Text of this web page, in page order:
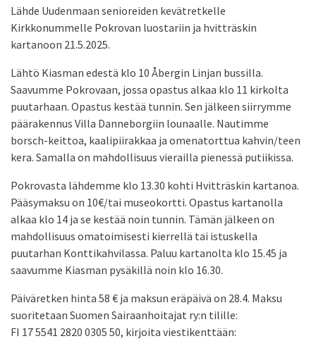
Lähde Uudenmaan senioreiden kevätretkelle
Kirkkonummelle Pokrovan luostariin ja hvitträskin
kartanoon 21.5.2025.
Lähtö Kiasman edestä klo 10 Åbergin Linjan bussilla.
Saavumme Pokrovaan, jossa opastus alkaa klo 11 kirkolta
puutarhaan. Opastus kestää tunnin. Sen jälkeen siirrymme
päärakennus Villa Danneborgiin lounaalle. Nautimme
borsch-keittoa, kaalipiirakkaa ja omenatorttua kahvin/teen
kera. Samalla on mahdollisuus vierailla pienessä putiikissa.
Pokrovasta lähdemme klo 13.30 kohti Hvitträskin kartanoa.
Pääsymaksu on 10€/tai museokortti. Opastus kartanolla
alkaa klo 14 ja se kestää noin tunnin. Tämän jälkeen on
mahdollisuus omatoimisesti kierrellä tai istuskella
puutarhan Konttikahvilassa. Paluu kartanolta klo 15.45 ja
saavumme Kiasman pysäkillä noin klo 16.30.
Päiväretken hinta 58 € ja maksun eräpäivä on 28.4. Maksu
suoritetaan Suomen Sairaanhoitajat ry:n tilille:
FI 17 5541 2820 0305 50, kirjoita viestikenttään: